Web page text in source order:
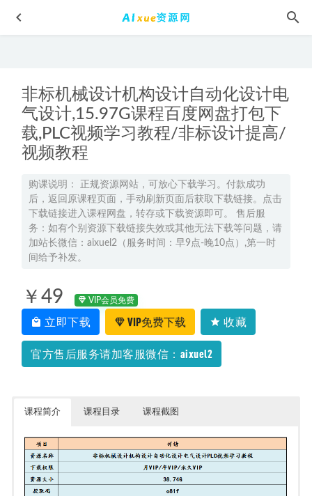
非标机械设计机构设计自动化设计电
气设计,15.97G课程百度网盘打包下
载,PLC视频学习教程/非标设计提高/
视频教程
购课说明： 正规资源网站，可放心下载学习。付款成功
后，返回原课程页面，手动刷新页面后获取下载链接。点击
下载链接进入课程网盘，转存或下载资源即可。 售后服
务：如有个别资源下载链接失效或其他无法下载等问题，请
加站长微信：aixuel2（服务时间：早9点-晚10点）,第一时
间给予补发。
￥49 VIP会员免费
立即下载 VIP免费下载 收藏
官方售后服务请加客服微信：aixuel2
课程简介 课程目录 课程截图
亲子教育国学早教视频（百家姓/三字经/论语/弟子规/唐诗/
千字文） 2023-03-28
2024崔春雨高三物理高考一轮复习秋季班视频教程 2023-09-20
2020年高端PPT模板设计素材源文件策划培训工作蓝色简约年
中总结,百度网盘下载 2021-05-13
高中历史网课23年关也高三历史视频教程秋季班
（暑假班+秋季班） 2022-11-24